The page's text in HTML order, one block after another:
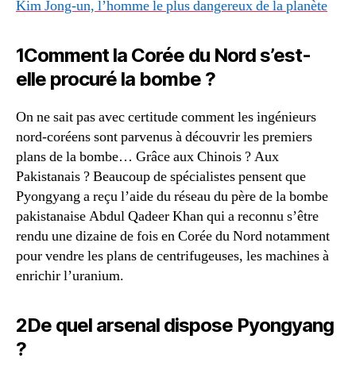
Kim Jong-un, l’homme le plus dangereux de la planète
1Comment la Corée du Nord s’est-
elle procuré la bombe ?
On ne sait pas avec certitude comment les ingénieurs
nord-coréens sont parvenus à découvrir les premiers
plans de la bombe… Grâce aux Chinois ? Aux
Pakistanais ? Beaucoup de spécialistes pensent que
Pyongyang a reçu l’aide du réseau du père de la bombe
pakistanaise Abdul Qadeer Khan qui a reconnu s’être
rendu une dizaine de fois en Corée du Nord notamment
pour vendre les plans de centrifugeuses, les machines à
enrichir l’uranium.
2De quel arsenal dispose Pyongyang
?